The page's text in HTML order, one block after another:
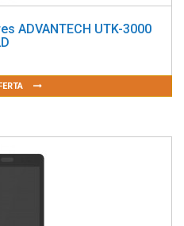
ADVANTECH UTK-3000